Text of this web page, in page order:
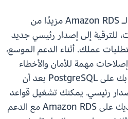
يوفر لك الدعم الموسع لـ Amazon RDS مزيدًا من
للترقية إلى إصدار رئيسي جديد
عملك. أثناء الدعم الموسع،
ستوفر Amazon RDS إصلاحات مهمة للأمان والأخطاء
لقواعد البيانات الخاصة بك على PostgreSQL بعد أن
رئيسي. يمكنك تشغيل قواعد
بيانات PostgreSQL لديك على Amazon RDS مع الدعم